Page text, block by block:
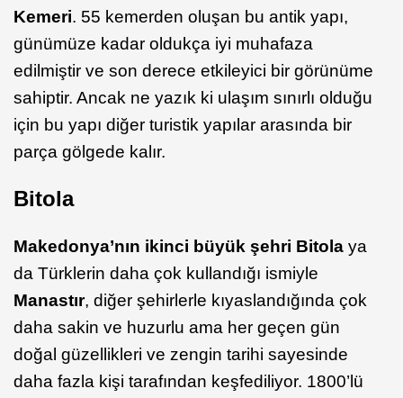
Kemeri. 55 kemerden oluşan bu antik yapı,
günümüze kadar oldukça iyi muhafaza
edilmiştir ve son derece etkileyici bir görünüme
sahiptir. Ancak ne yazık ki ulaşım sınırlı olduğu
için bu yapı diğer turistik yapılar arasında bir
parça gölgede kalır.
Bitola
Makedonya’nın ikinci büyük şehri Bitola ya
da Türklerin daha çok kullandığı ismiyle
Manastır, diğer şehirlerle kıyaslandığında çok
daha sakin ve huzurlu ama her geçen gün
doğal güzellikleri ve zengin tarihi sayesinde
daha fazla kişi tarafından keşfediliyor. 1800’lü